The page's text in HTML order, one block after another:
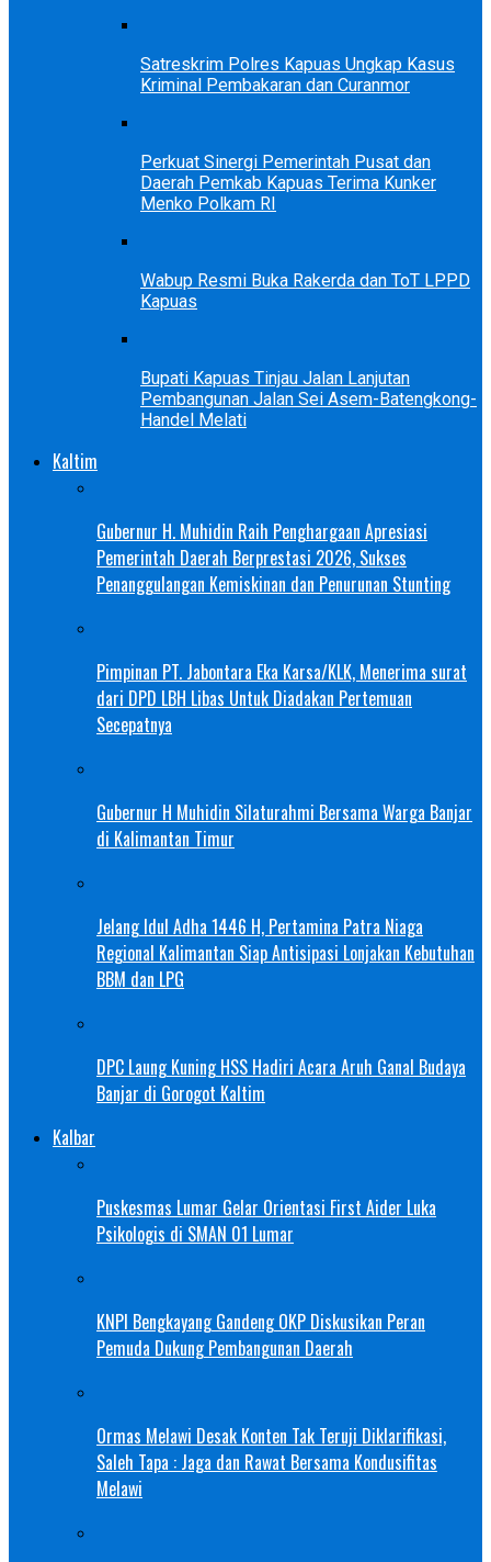
Satreskrim Polres Kapuas Ungkap Kasus
Kriminal Pembakaran dan Curanmor
Perkuat Sinergi Pemerintah Pusat dan
Daerah Pemkab Kapuas Terima Kunker
Menko Polkam RI
Wabup Resmi Buka Rakerda dan ToT LPPD
Kapuas
Bupati Kapuas Tinjau Jalan Lanjutan
Pembangunan Jalan Sei Asem-Batengkong-
Handel Melati
Kaltim
Gubernur H. Muhidin Raih Penghargaan Apresiasi
Pemerintah Daerah Berprestasi 2026, Sukses
Penanggulangan Kemiskinan dan Penurunan Stunting
Pimpinan PT. Jabontara Eka Karsa/KLK, Menerima surat
dari DPD LBH Libas Untuk Diadakan Pertemuan
Secepatnya
Gubernur H Muhidin Silaturahmi Bersama Warga Banjar
di Kalimantan Timur
Jelang Idul Adha 1446 H, Pertamina Patra Niaga
Regional Kalimantan Siap Antisipasi Lonjakan Kebutuhan
BBM dan LPG
DPC Laung Kuning HSS Hadiri Acara Aruh Ganal Budaya
Banjar di Gorogot Kaltim
Kalbar
Puskesmas Lumar Gelar Orientasi First Aider Luka
Psikologis di SMAN 01 Lumar
KNPI Bengkayang Gandeng OKP Diskusikan Peran
Pemuda Dukung Pembangunan Daerah
Ormas Melawi Desak Konten Tak Teruji Diklarifikasi,
Saleh Tapa : Jaga dan Rawat Bersama Kondusifitas
Melawi